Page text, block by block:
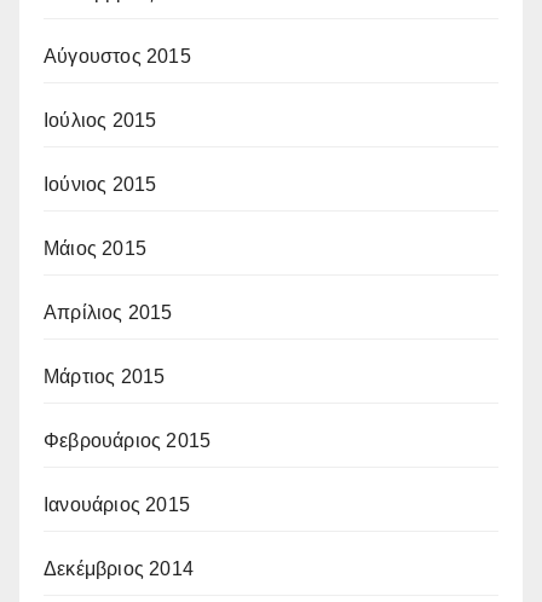
Αύγουστος 2015
Ιούλιος 2015
Ιούνιος 2015
Μάιος 2015
Απρίλιος 2015
Μάρτιος 2015
Φεβρουάριος 2015
Ιανουάριος 2015
Δεκέμβριος 2014